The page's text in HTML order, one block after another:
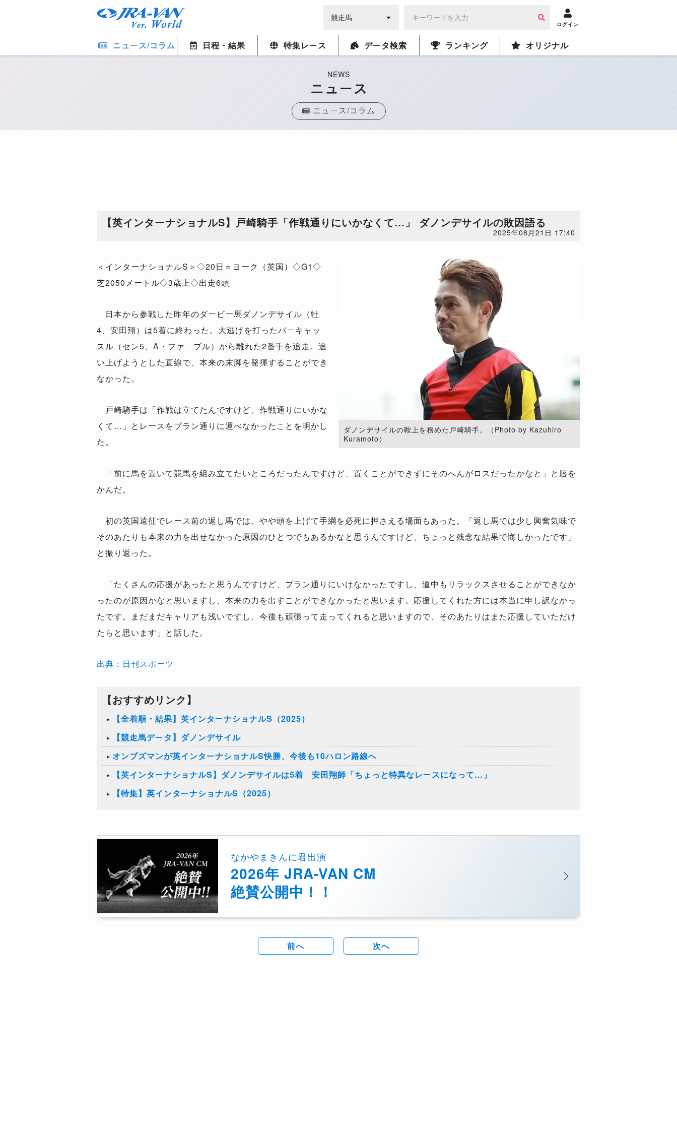
ログイン
ニュース/コラム 日程・結果 特集レース データ検索 ランキング オリジナル
NEWS
ニュース
ニュース/コラム
【英インターナショナルS】戸崎騎手「作戦通りにいかなくて…」 ダノンデサイルの敗因語る
2025年08月21日 17:40
ダノンデサイルの鞍上を務めた戸崎騎手。（Photo by Kazuhiro
Kuramoto）
＜インターナショナルS＞◇20日＝ヨーク（英国）◇G1◇
芝2050メートル◇3歳上◇出走6頭
日本から参戦した昨年のダービー馬ダノンデサイル（牡
4、安田翔）は5着に終わった。大逃げを打ったバーキャッ
スル（セン5、A・ファーブル）から離れた2番手を追走。追
い上げようとした直線で、本来の末脚を発揮することができ
なかった。
戸崎騎手は「作戦は立てたんですけど、作戦通りにいかな
くて…」とレースをプラン通りに運べなかったことを明かし
た。
「前に馬を置いて競馬を組み立てたいところだったんですけど、置くことができずにそのへんがロスだったかなと」と唇を
かんだ。
初の英国遠征でレース前の返し馬では、やや頭を上げて手綱を必死に押さえる場面もあった。「返し馬では少し興奮気味で
そのあたりも本来の力を出せなかった原因のひとつでもあるかなと思うんですけど、ちょっと残念な結果で悔しかったです」
と振り返った。
「たくさんの応援があったと思うんですけど、プラン通りにいけなかったですし、道中もリラックスさせることができなか
ったのが原因かなと思いますし、本来の力を出すことができなかったと思います。応援してくれた方には本当に申し訳なかっ
たです。まだまだキャリアも浅いですし、今後も頑張って走ってくれると思いますので、そのあたりはまた応援していただけ
たらと思います」と話した。
出典：日刊スポーツ
【おすすめリンク】
【全着順・結果】英インターナショナルS（2025）
【競走馬データ】ダノンデサイル
オンブズマンが英インターナショナルS快勝、今後も10ハロン路線へ
【英インターナショナルS】ダノンデサイルは5着 安田翔師「ちょっと特異なレースになって…」
【特集】英インターナショナルS（2025）
なかやまきんに君出演
2026年 JRA-VAN CM
絶賛公開中！！
前へ 次へ